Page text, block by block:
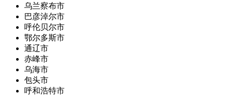
乌兰察布市
巴彦淖尔市
呼伦贝尔市
鄂尔多斯市
通辽市
赤峰市
乌海市
包头市
呼和浩特市